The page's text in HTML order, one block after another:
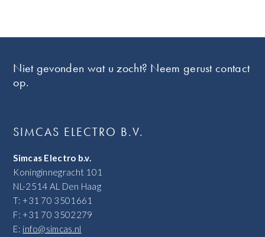
Niet gevonden wat u zocht? Neem gerust contact
op.
SIMCAS ELECTRO B.V.
Simcas Electro b.v.
Koninginnegracht 101
NL-2514 AL Den Haag
T: +31 70 3501661
F: +31 70 3502279
E: info@simcas.nl